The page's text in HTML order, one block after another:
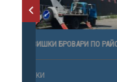
ОРЕНДА АВТОВИШКИ
АРЕНДА ТЕХНИКИ